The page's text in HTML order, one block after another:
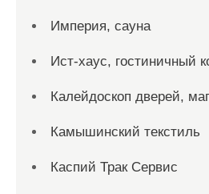
Империя, сауна
Ист-хаус, гостиничный
Калейдоскоп дверей,
Камышинский текстиль
Каспий Трак Сервис